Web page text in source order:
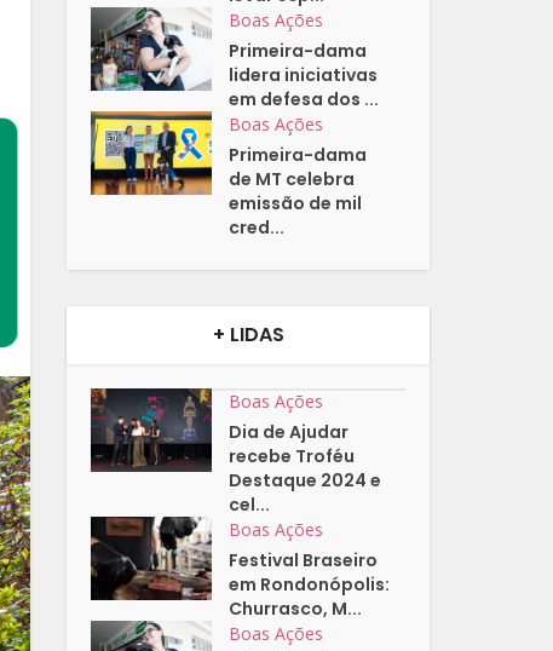
Boas Ações
Primeira-dama
lidera iniciativas
em defesa dos ...
Boas Ações
Primeira-dama
de MT celebra
emissão de mil
cred...
+ LIDAS
Boas Ações
Dia de Ajudar
recebe Troféu
Destaque 2024 e
cel...
Boas Ações
Festival Braseiro
em Rondonópolis:
Churrasco, M...
Boas Ações